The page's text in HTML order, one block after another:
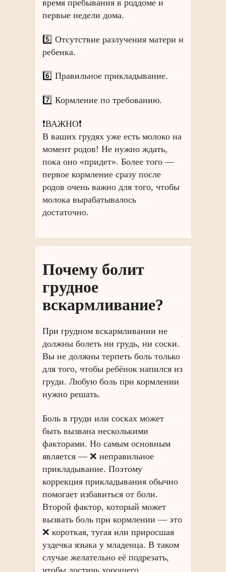
время пребывания в роддоме и
первые недели дома.
5️⃣ Отсутствие разлучения матери и
ребенка.
6️⃣ Правильное прикладывание.
7️⃣ Кормление по требованию.
❗️ВАЖНО❗️
В ваших грудях уже есть молоко на
момент родов! Не нужно ждать,
пока оно «придет». Более того —
первое кормление сразу после
родов очень важно для того, чтобы
молока вырабатывалось
достаточно.
Почему болит
грудное
вскармливание?
При грудном вскармливании не
должны болеть ни грудь, ни соски.
Вы не должны терпеть боль только
для того, чтобы ребёнок напился из
груди. Любую боль при кормлении
нужно решать.
Боль в груди или сосках может
быть вызвана несколькими
факторами. Но самым основным
является — ❌ неправильное
прикладывание. Поэтому
коррекция прикладывания обычно
помогает избавиться от боли.
Второй фактор, который может
вызвать боль при кормлении — это
❌ короткая, тугая или приросшая
уздечка языка у младенца. В таком
случае желательно её подрезать,
чтобы достичь хорошего